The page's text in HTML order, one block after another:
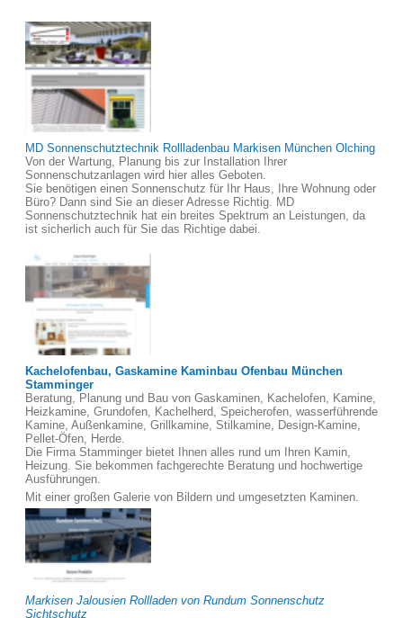
MD Sonnenschutztechnik Rollladenbau Markisen München Olching
Von der Wartung, Planung bis zur Installation Ihrer
Sonnenschutzanlagen wird hier alles Geboten.
Sie benötigen einen Sonnenschutz für Ihr Haus, Ihre Wohnung oder
Büro? Dann sind Sie an dieser Adresse Richtig. MD
Sonnenschutztechnik hat ein breites Spektrum an Leistungen, da
ist sicherlich auch für Sie das Richtige dabei.
Kachelofenbau, Gaskamine Kaminbau Ofenbau München
Stamminger
Beratung, Planung und Bau von Gaskaminen, Kachelofen, Kamine,
Heizkamine, Grundofen, Kachelherd, Speicherofen, wasserführende
Kamine, Außenkamine, Grillkamine, Stilkamine, Design-Kamine,
Pellet-Öfen, Herde.
Die Firma Stamminger bietet Ihnen alles rund um Ihren Kamin,
Heizung. Sie bekommen fachgerechte Beratung und hochwertige
Ausführungen.
Mit einer großen Galerie von Bildern und umgesetzten Kaminen.
Markisen Jalousien Rollladen von Rundum Sonnenschutz
Sichtschutz